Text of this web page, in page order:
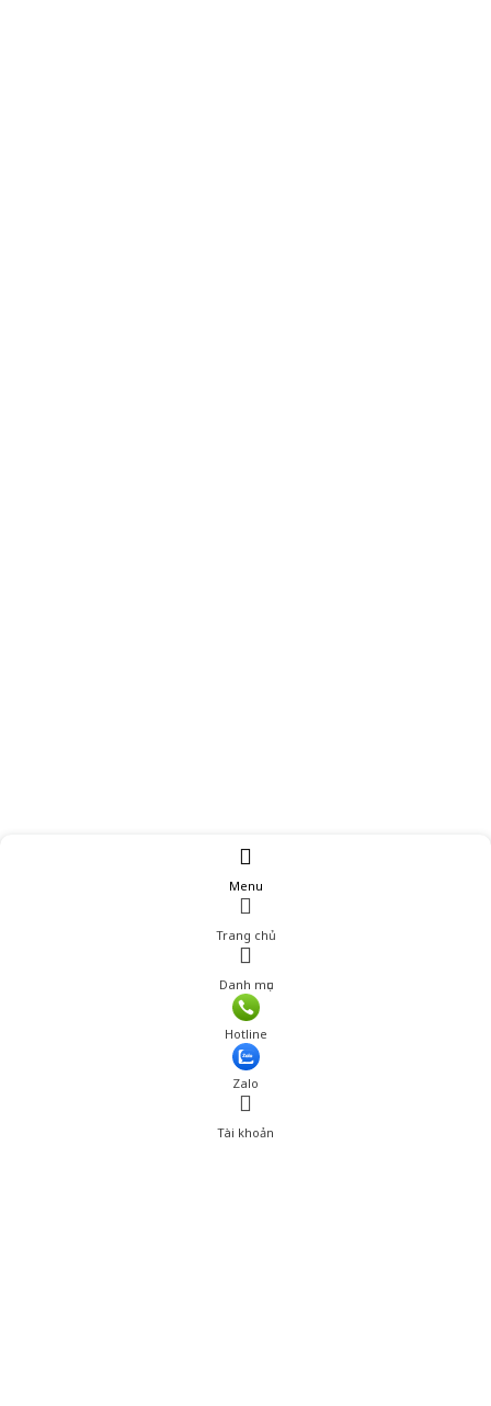
Menu
Trang chủ
Danh mục
Hotline
Zalo
Tài khoản